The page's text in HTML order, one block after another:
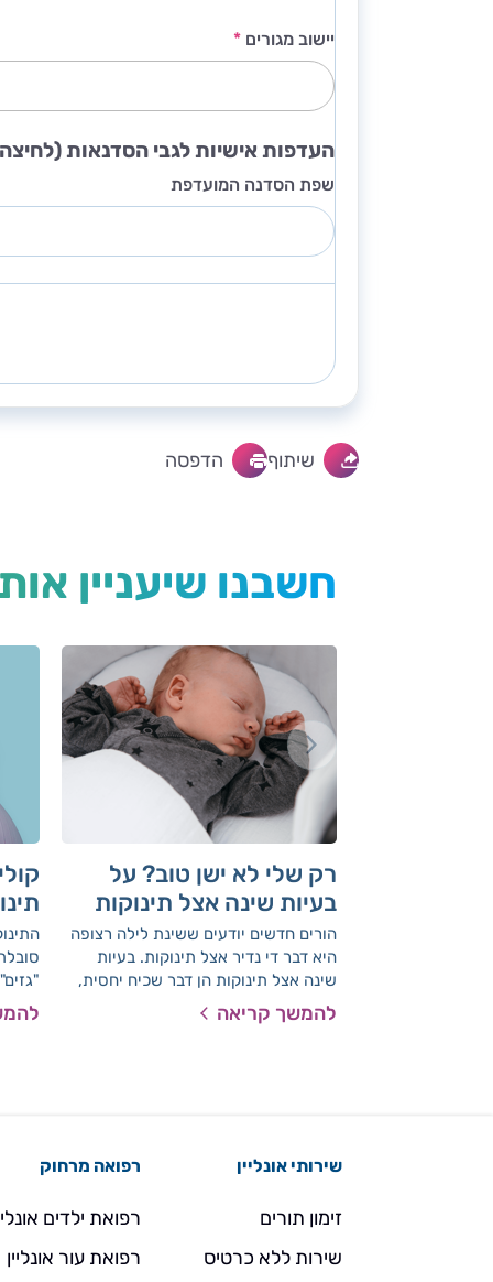
יישוב מגורים *
העדפות אישיות לגבי הסדנאות
שפת הסדנה המועדפת
שיתוף הדפסה
חשבנו שיעניין
רק שלי לא ישן טוב? על
בעיות שינה אצל תינוקות
הורים חדשים יודעים ששינת לילה רצופה
היא דבר די נדיר אצל תינוקות. בעיות
שינה אצל תינוקות הן דבר שכיח יחסית,
מה שעשוי להיות מאתגר גם להורים וגם
לתינוק עצמו. באיזה מקרים הבעיות יחלפו
להמשך קריאה
שירותי אונליין
זימון תורים
שירות ללא כרטיס
רפואה מרחוק
רפואת ילדים
רפואת עור אונליין